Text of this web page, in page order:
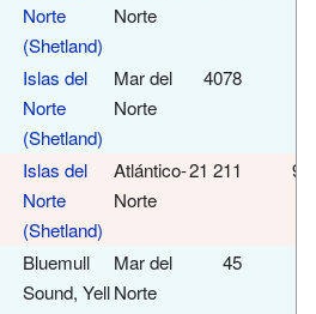
Norte
(Shetland)
Norte
Islas del
Norte
(Shetland)
Mar del
Norte
4078
Islas del
Norte
(Shetland)
Atlántico-
Norte
21 211
Bluemull
Sound, Yell
Mar del
Norte
45